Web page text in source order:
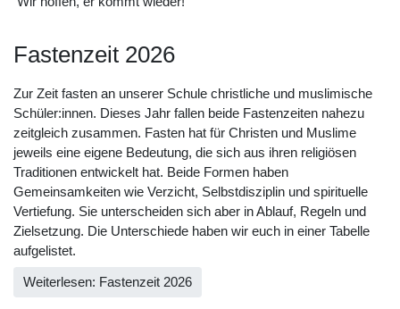
Fastenzeit 2026
Zur Zeit fasten an unserer Schule christliche und muslimische
Schüler:innen. Dieses Jahr fallen beide Fastenzeiten nahezu
zeitgleich zusammen. Fasten hat für Christen und Muslime
jeweils eine eigene Bedeutung, die sich aus ihren religiösen
Traditionen entwickelt hat. Beide Formen haben
Gemeinsamkeiten wie Verzicht, Selbstdisziplin und spirituelle
Vertiefung. Sie unterscheiden sich aber in Ablauf, Regeln und
Zielsetzung. Die Unterschiede haben wir euch in einer Tabelle
aufgelistet.
Weiterlesen: Fastenzeit 2026